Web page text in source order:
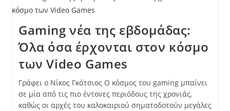
Gaming νέα της εβδομάδας:
Όλα όσα έρχονται στον κόσμο
των Video Games
Γράφει ο Νίκος Γκάτσιος Ο κόσμος του gaming μπαίνει
σε μία από τις πιο έντονες περιόδους της χρονιάς,
καθώς οι αρχές του καλοκαιριού σηματοδοτούν μεγάλες